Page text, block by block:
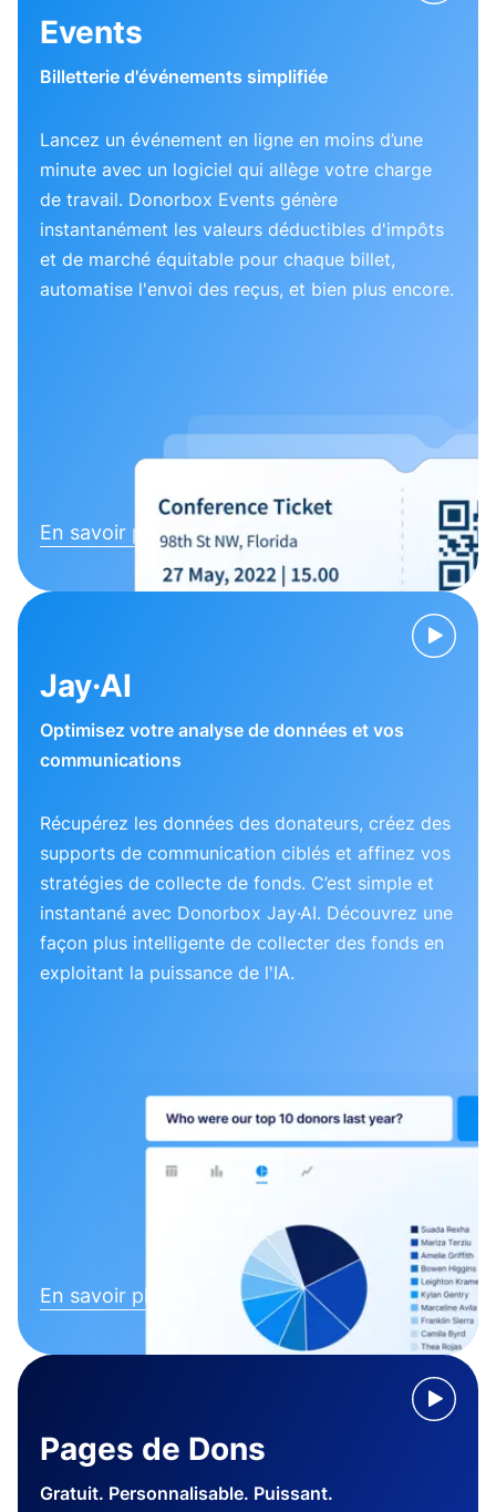
Events
Billetterie d'événements simplifiée
Lancez un événement en ligne en moins d’une
minute avec un logiciel qui allège votre charge
de travail. Donorbox Events génère
instantanément les valeurs déductibles d'impôts
et de marché équitable pour chaque billet,
automatise l'envoi des reçus, et bien plus encore.
En savoir plus
Jay·AI
Optimisez votre analyse de données et vos
communications
Récupérez les données des donateurs, créez des
supports de communication ciblés et affinez vos
stratégies de collecte de fonds. C’est simple et
instantané avec Donorbox Jay·AI. Découvrez une
façon plus intelligente de collecter des fonds en
exploitant la puissance de l'IA.
En savoir plus
Pages de Dons
Gratuit. Personnalisable. Puissant.